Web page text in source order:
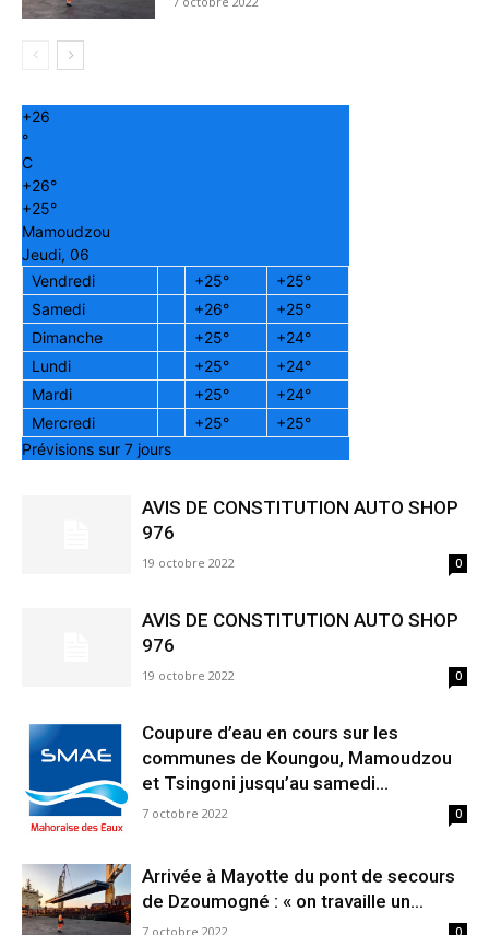
+26
°
C
+26°
+25°
Mamoudzou
Jeudi, 06
Vendredi
+25° +25°
Samedi
+26° +25°
Dimanche
+25° +24°
Lundi
+25° +24°
Mardi
+25° +24°
Mercredi
+25° +25°
Prévisions sur 7 jours
AVIS DE CONSTITUTION AUTO SHOP
976
19 octobre 2022 0
AVIS DE CONSTITUTION AUTO SHOP
976
19 octobre 2022 0
Coupure d’eau en cours sur les
communes de Koungou, Mamoudzou
et Tsingoni jusqu’au samedi...
7 octobre 2022 0
Arrivée à Mayotte du pont de secours
de Dzoumogné : « on travaille un...
7 octobre 2022 0